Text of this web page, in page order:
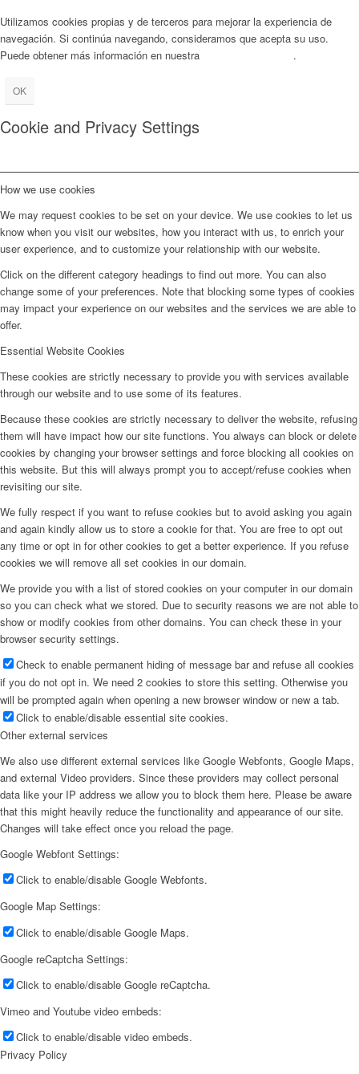
Utilizamos cookies propias y de terceros para mejorar la experiencia de
navegación. Si continúa navegando, consideramos que acepta su uso.
Puede obtener más información en nuestra
.
OK
Cookie and Privacy Settings
How we use cookies
We may request cookies to be set on your device. We use cookies to let us
know when you visit our websites, how you interact with us, to enrich your
user experience, and to customize your relationship with our website.
Click on the different category headings to find out more. You can also
change some of your preferences. Note that blocking some types of cookies
may impact your experience on our websites and the services we are able to
offer.
Essential Website Cookies
These cookies are strictly necessary to provide you with services available
through our website and to use some of its features.
Because these cookies are strictly necessary to deliver the website, refusing
them will have impact how our site functions. You always can block or delete
cookies by changing your browser settings and force blocking all cookies on
this website. But this will always prompt you to accept/refuse cookies when
revisiting our site.
We fully respect if you want to refuse cookies but to avoid asking you again
and again kindly allow us to store a cookie for that. You are free to opt out
any time or opt in for other cookies to get a better experience. If you refuse
cookies we will remove all set cookies in our domain.
We provide you with a list of stored cookies on your computer in our domain
so you can check what we stored. Due to security reasons we are not able to
show or modify cookies from other domains. You can check these in your
browser security settings.
Check to enable permanent hiding of message bar and refuse all cookies
if you do not opt in. We need 2 cookies to store this setting. Otherwise you
will be prompted again when opening a new browser window or new a tab.
Click to enable/disable essential site cookies.
Other external services
We also use different external services like Google Webfonts, Google Maps,
and external Video providers. Since these providers may collect personal
data like your IP address we allow you to block them here. Please be aware
that this might heavily reduce the functionality and appearance of our site.
Changes will take effect once you reload the page.
Google Webfont Settings:
Click to enable/disable Google Webfonts.
Google Map Settings:
Click to enable/disable Google Maps.
Google reCaptcha Settings:
Click to enable/disable Google reCaptcha.
Vimeo and Youtube video embeds:
Click to enable/disable video embeds.
Privacy Policy